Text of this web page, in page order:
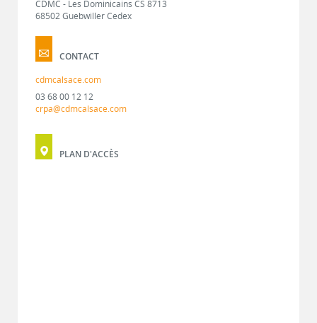
CDMC - Les Dominicains CS 8713
68502 Guebwiller Cedex
CONTACT
cdmcalsace.com
03 68 00 12 12
crpa@cdmcalsace.com
PLAN D'ACCÈS